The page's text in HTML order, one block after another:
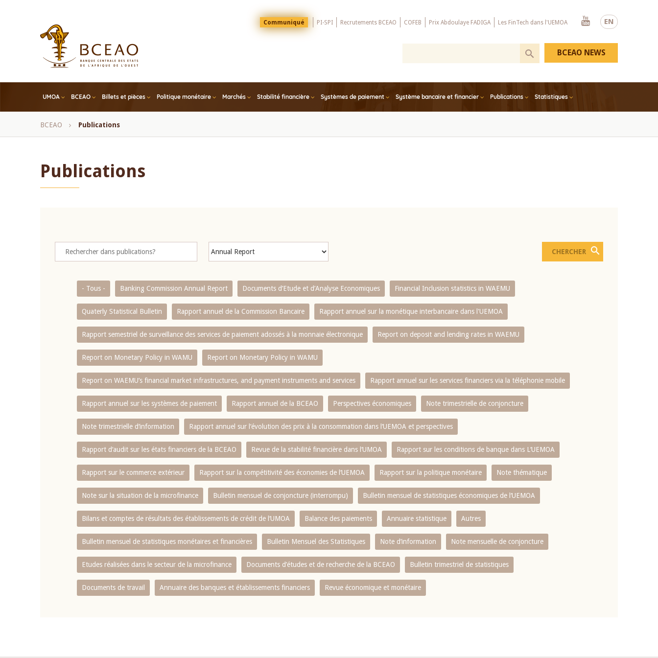
EN
Menu
Top
Communiqué PI-SPI Recrutements BCEAO COFEB Prix Abdoulaye FADIGA Les FinTech dans l'UEMOA
Youtube
UMOA BCEAO Billets et pièces Politique monétaire Marchés Stabilité financière Systèmes de paiement Système bancaire et financier Publications Statistiques
BCEAO NEWS
Fil
BCEAO Publications
Publications
- Tous - Banking Commission Annual Report Documents d’Etude et d’Analyse Economiques Financial Inclusion statistics in WAEMU
Quaterly Statistical Bulletin Rapport annuel de la Commission Bancaire Rapport annuel sur la monétique interbancaire dans l'UEMOA
Rapport semestriel de surveillance des services de paiement adossés à la monnaie électronique Report on deposit and lending rates in WAEMU
Report on Monetary Policy in WAMU Report on Monetary Policy in WAMU
Report on WAEMU’s financial market infrastructures, and payment instruments and services Rapport annuel sur les services financiers via la téléphonie mobile
Rapport annuel sur les systèmes de paiement Rapport annuel de la BCEAO Perspectives économiques Note trimestrielle de conjoncture
Note trimestrielle d‘information Rapport annuel sur l‘évolution des prix à la consommation dans l‘UEMOA et perspectives
Rapport d‘audit sur les états financiers de la BCEAO Revue de la stabilité financière dans l‘UMOA Rapport sur les conditions de banque dans L‘UEMOA
Rapport sur le commerce extérieur Rapport sur la compétitivité des économies de l‘UEMOA Rapport sur la politique monétaire Note thématique
Note sur la situation de la microfinance Bulletin mensuel de conjoncture (interrompu) Bulletin mensuel de statistiques économiques de l‘UEMOA
Bilans et comptes de résultats des établissements de crédit de l‘UMOA Balance des paiements Annuaire statistique Autres
Bulletin mensuel de statistiques monétaires et financières Bulletin Mensuel des Statistiques Note d’information Note mensuelle de conjoncture
Etudes réalisées dans le secteur de la microfinance Documents d’études et de recherche de la BCEAO Bulletin trimestriel de statistiques
Documents de travail Annuaire des banques et établissements financiers Revue économique et monétaire